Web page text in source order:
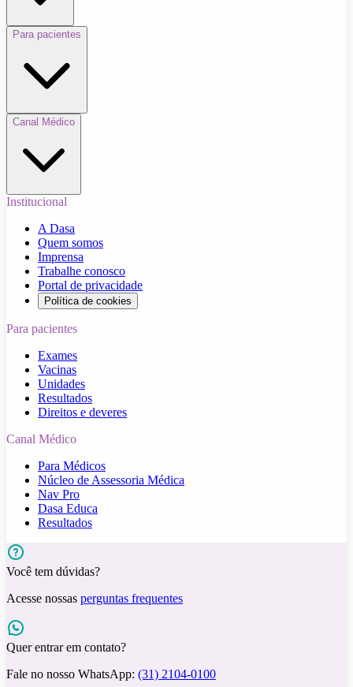
Para pacientes
Canal Médico
Institucional
A Dasa
Quem somos
Imprensa
Trabalhe conosco
Portal de privacidade
Política de cookies
Para pacientes
Exames
Vacinas
Unidades
Resultados
Direitos e deveres
Canal Médico
Para Médicos
Núcleo de Assessoria Médica
Nav Pro
Dasa Educa
Resultados
Você tem dúvidas?
Acesse nossas perguntas frequentes
Quer entrar em contato?
Fale no nosso WhatsApp: (31) 2104-0100